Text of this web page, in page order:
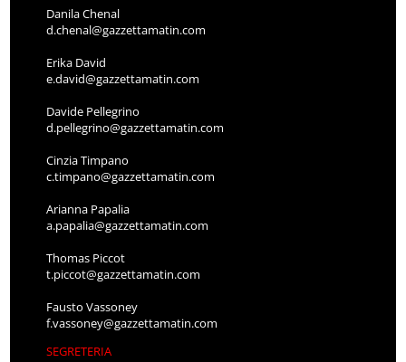
Danila Chenal
d.chenal@gazzettamatin.com
Erika David
e.david@gazzettamatin.com
Davide Pellegrino
d.pellegrino@gazzettamatin.com
Cinzia Timpano
c.timpano@gazzettamatin.com
Arianna Papalia
a.papalia@gazzettamatin.com
Thomas Piccot
t.piccot@gazzettamatin.com
Fausto Vassoney
f.vassoney@gazzettamatin.com
SEGRETERIA